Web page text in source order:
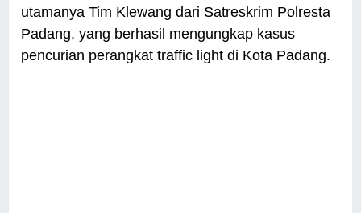
utamanya Tim Klewang dari Satreskrim Polresta
Padang, yang berhasil mengungkap kasus
pencurian perangkat traffic light di Kota Padang.